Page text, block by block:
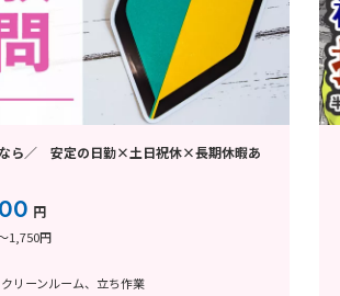
ら／ 安定の日勤×土日祝休×長期休暇あ
円
1,750円
リーンルーム、立ち作業